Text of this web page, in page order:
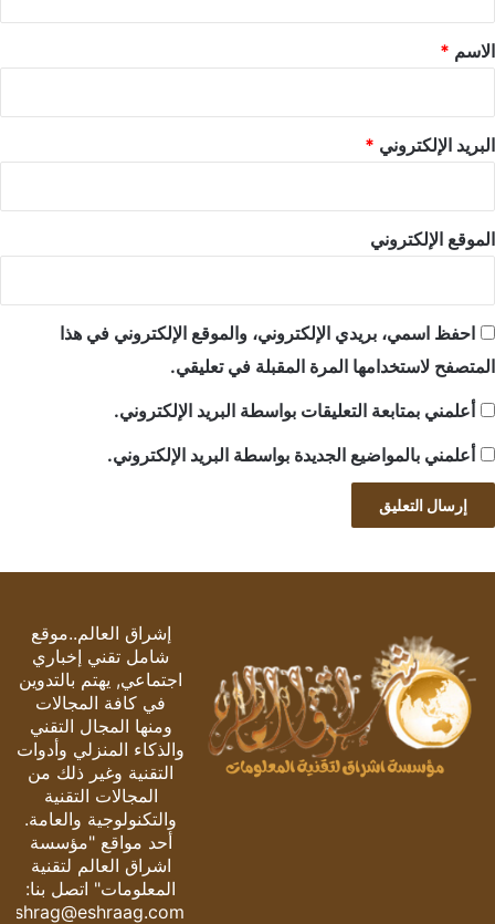
*
الاسم *
البريد الإلكتروني *
الموقع الإلكتروني
احفظ اسمي، بريدي الإلكتروني، والموقع الإلكتروني في هذا
المتصفح لاستخدامها المرة المقبلة في تعليقي.
أعلمني بمتابعة التعليقات بواسطة البريد الإلكتروني.
أعلمني بالمواضيع الجديدة بواسطة البريد الإلكتروني.
إشراق العالم..موقع
شامل تقني إخباري
اجتماعي, يهتم بالتدوين
في كافة المجالات
ومنها المجال التقني
والذكاء المنزلي وأدوات
التقنية وغير ذلك من
المجالات التقنية
والتكنولوجية والعامة.
أحد مواقع "مؤسسة
اشراق العالم لتقنية
المعلومات" اتصل بنا:
eshrag@eshraag.com